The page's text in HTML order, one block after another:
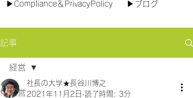
▶︎Compliance＆PrivacyPolicy ▶︎ブログ
記事
経営
経営
社長の大学★長谷川博之
2021年11月2日 読了時間: 3分